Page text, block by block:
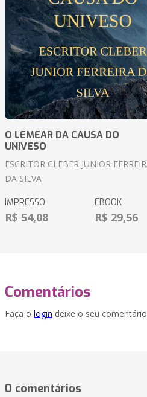
O LEMEAR DA CAUSA DO
UNIVESO
ESCRITOR CLEBER JUNIOR
DA SILVA
IMPRESSO
R$ 54,08
EBOOK
R$ 29,56
Comentários
Faça o login deixe o seu
0 comentários